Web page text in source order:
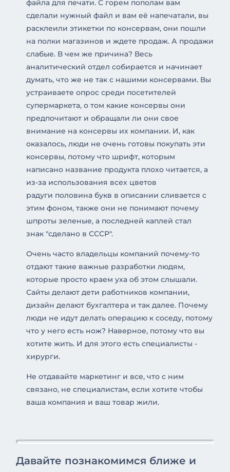
файла для печати. С горем пополам вам
сделали нужный файл и вам её напечатали, вы
расклеили этикетки по консервам, они пошли
на полки магазинов и ждете продаж. А продажи
слабые. В чем же причина? Весь
аналитический отдел собирается и начинает
думать, что же не так с нашими консервами. Вы
устраиваете опрос среди посетителей
супермаркета, о том какие консервы они
предпочитают и обращали ли они свое
внимание на консервы их компании. И, как
оказалось, люди не очень готовы покупать эти
консервы, потому что шрифт, которым
написано название продукта плохо читается, а
из-за использования всех цветов
радуги половина букв в описании сливается с
этим фоном, также они не понимают почему
шпроты зеленые, а последней каплей стал
знак "сделано в СССР".
Очень часто владельцы компаний почему-то
отдают такие важные разработки людям,
которые просто краем уха об этом слышали.
Сайты делают дети работников компании,
дизайн делают бухгалтера и так далее. Почему
люди не идут делать операцию к соседу, потому
что у него есть нож? Наверное, потому что вы
хотите жить. И для этого есть специалисты -
хирурги.
Не отдавайте маркетинг и все, что с ним
связано, не специалистам, если хотите чтобы
ваша компания и ваш товар жили.
Давайте познакомимся ближе и